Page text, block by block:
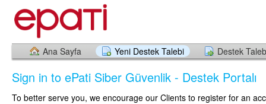
Ana Sayfa Yeni Destek Talebi Destek
Sign in to ePati Siber Güvenlik - Destek Portalı
To better serve you, we encourage our Clients to register for an